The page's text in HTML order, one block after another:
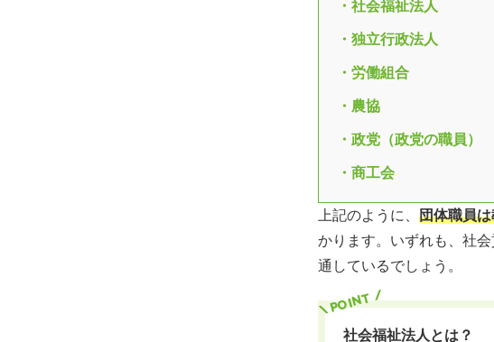
・社会福祉法人
・独立行政法人
・労働組合
・農協
・政党（政党の職員）
・商工会
上記のように、 団体職員
かります。いずれも、社
通しているでしょう。
社会福祉法人とは？